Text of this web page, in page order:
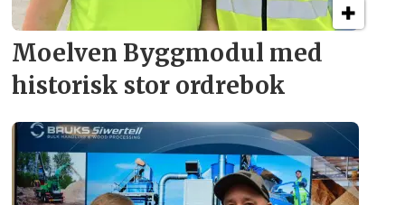
Moelven Byggmodul med
historisk stor ordrebok